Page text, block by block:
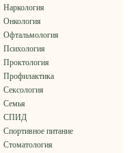
Наркология
Онкология
Офтальмология
Психология
Проктология
Профилактика
Сексология
Семья
СПИД
Спортивное питание
Стоматология